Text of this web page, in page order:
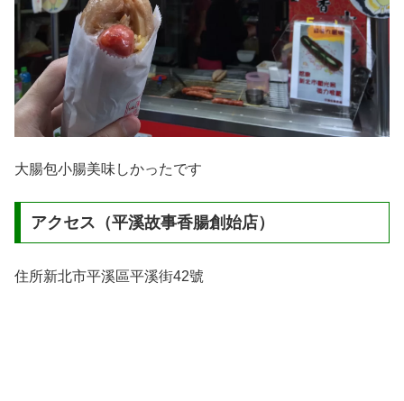
大腸包小腸美味しかったです
アクセス（平溪故事香腸創始店）
住所新北市平溪區平溪街42號